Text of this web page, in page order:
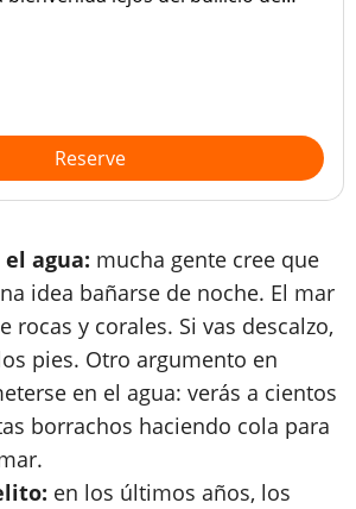
Reserve
el agua: mucha gente cree que
idea bañarse de noche. El mar
rocas y corales. Si vas descalzo,
pies. Otro argumento en
en el agua: verás a cientos
borrachos haciendo cola para
en los últimos años, los